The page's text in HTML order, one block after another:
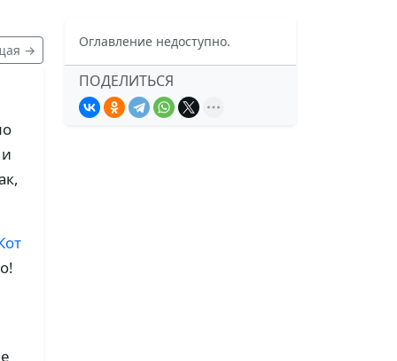
→
Оглавление недоступно.
ПОДЕЛИТЬСЯ